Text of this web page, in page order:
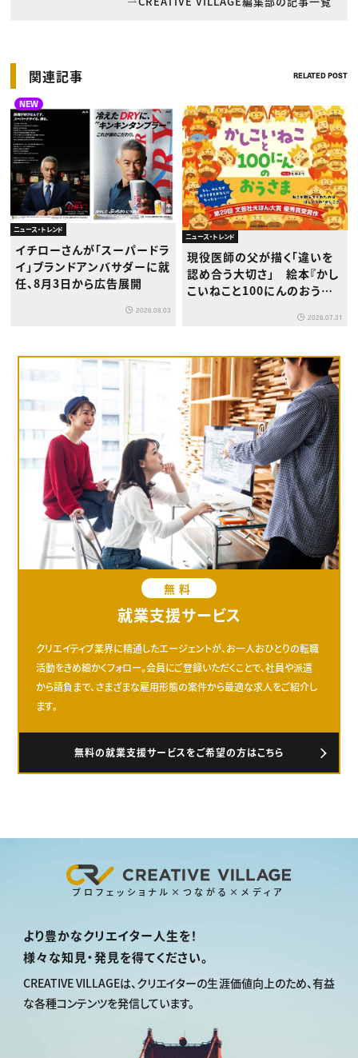
関連記事 RELATED POST
NEW
ニュース・トレンド
イチローさんが「スーパードラ
イ」ブランドアンバサダーに就
任、8月3日から広告展開
2026.08.03
ニュース・トレンド
現役医師の父が描く「違いを
認め合う大切さ」 絵本『かし
こいねこと100にんのおうさ
2026.07.31
無料
就業支援サービス
クリエイティブ業界に精通したエージェントが、お一人おひとりの転職
活動をきめ細かくフォロー。会員にご登録いただくことで、社員や派遣
から請負まで、さまざまな雇用形態の案件から最適な求人をご紹介し
ます。
無料の就業支援サービスをご希望の方はこちら
プロフェッショナル×つながる×メディア
より豊かなクリエイター人生を！
様々な知見・発見を得てください。
CREATIVE VILLAGEは、クリエイターの生涯価値向上のため、有益
な各種コンテンツを発信しています。